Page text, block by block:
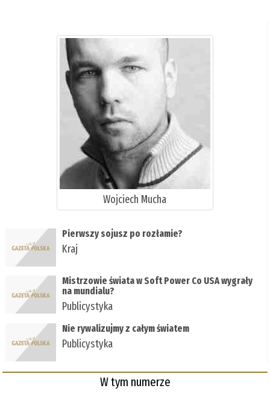
Wojciech Mucha
Pierwszy sojusz po rozłamie?
Kraj
Mistrzowie świata w Soft Power Co USA wygrały
na mundialu?
Publicystyka
Nie rywalizujmy z całym światem
Publicystyka
W tym numerze